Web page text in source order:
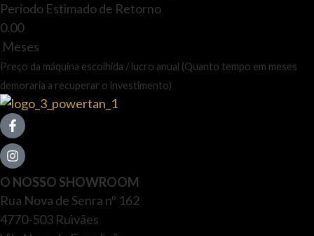
Período Estimado de Retorno
0.00
Meses
Preço da máquina escolhida / lucro anual (Quanto tempo em meses
demoraria a recuperar o investimento)
O NOSSO SHOWROOM
Rua Nova de Senra nº 162
4770-503 Ruivães